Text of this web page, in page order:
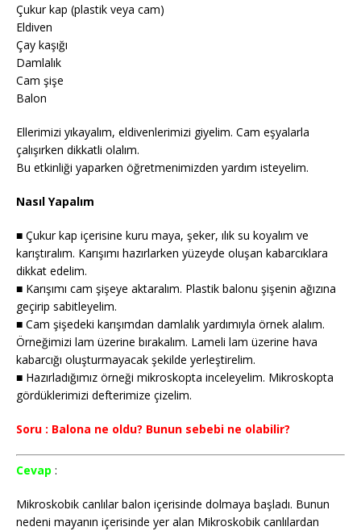
Çukur kap (plastik veya cam)
Eldiven
Çay kaşığı
Damlalık
Cam şişe
Balon
Ellerimizi yıkayalım, eldivenlerimizi giyelim. Cam eşyalarla
çalışırken dikkatli olalım.
Bu etkinliği yaparken öğretmenimizden yardım isteyelim.
Nasıl Yapalım
■ Çukur kap içerisine kuru maya, şeker, ılık su koyalım ve
karıştıralım. Karışımı hazırlarken yüzeyde oluşan kabarcıklara
dikkat edelim.
■ Karışımı cam şişeye aktaralım. Plastik balonu şişenin ağızına
geçirip sabitleyelim.
■ Cam şişedeki karışımdan damlalık yardımıyla örnek alalım.
Örneğimizi lam üzerine bırakalım. Lameli lam üzerine hava
kabarcığı oluşturmayacak şekilde yerleştirelim.
■ Hazırladığımız örneği mikroskopta inceleyelim. Mikroskopta
gördüklerimizi defterimize çizelim.
Soru : Balona ne oldu? Bunun sebebi ne olabilir?
Cevap :
Mikroskobik canlılar balon içerisinde dolmaya başladı. Bunun
nedeni mayanın içerisinde yer alan Mikroskobik canlılardan